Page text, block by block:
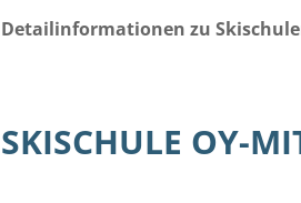
Detailinformationen zu
SKISCHULE OY-